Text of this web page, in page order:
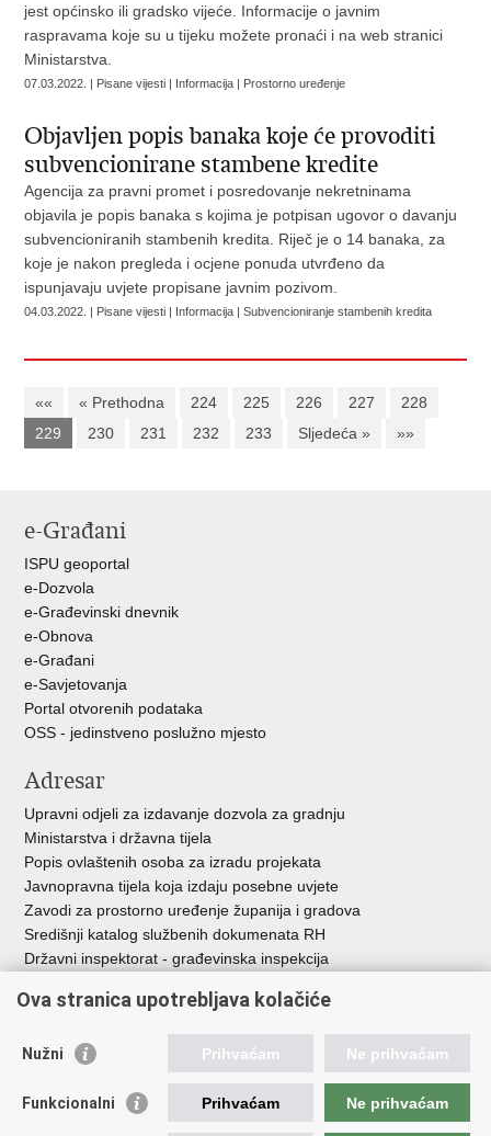
jest općinsko ili gradsko vijeće. Informacije o javnim
raspravama koje su u tijeku možete pronaći i na web stranici
Ministarstva.
07.03.2022. | Pisane vijesti | Informacija | Prostorno uređenje
Objavljen popis banaka koje će provoditi
subvencionirane stambene kredite
Agencija za pravni promet i posredovanje nekretninama
objavila je popis banaka s kojima je potpisan ugovor o davanju
subvencioniranih stambenih kredita. Riječ je o 14 banaka, za
koje je nakon pregleda i ocjene ponuda utvrđeno da
ispunjavaju uvjete propisane javnim pozivom.
04.03.2022. | Pisane vijesti | Informacija | Subvencioniranje stambenih kredita
«« « Prethodna 224 225 226 227
228
229
230 231 232 233 Sljedeća » »»
e-Građani
ISPU geoportal
e-Dozvola
e-Građevinski dnevnik
e-Obnova
e-Građani
e-Savjetovanja
Portal otvorenih podataka
OSS - jedinstveno poslužno mjesto
Adresar
Upravni odjeli za izdavanje dozvola za gradnju
Ministarstva i državna tijela
Popis ovlaštenih osoba za izradu projekata
Javnopravna tijela koja izdaju posebne uvjete
Zavodi za prostorno uređenje županija i gradova
Središnji katalog službenih dokumenata RH
Državni inspektorat - građevinska inspekcija
Vlada Republike Hrvatske
Agencija za pravni promet i posredovanje nekretninama
Ova stranica upotrebljava kolačiće
Nužni Prihvaćam Ne prihvaćam
Funkcionalni Prihvaćam Ne prihvaćam